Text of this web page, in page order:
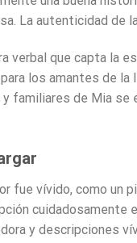
La autenticidad de
verbal que capta la
los amantes de
familiares de Mia
fue vívido, como un
y descripciones